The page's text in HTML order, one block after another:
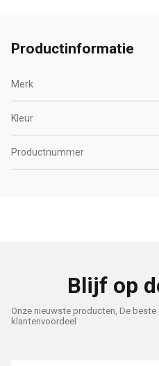
Productinformatie
Merk
Kleur
Productnummer
Blijf op
Onze nieuwste producten, De beste
klantenvoordeel